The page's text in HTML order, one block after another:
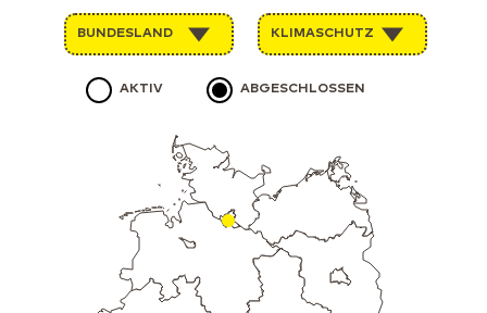
BUNDESLAND KLIMASCHUTZ
AKTIV ABGESCHLOSSEN